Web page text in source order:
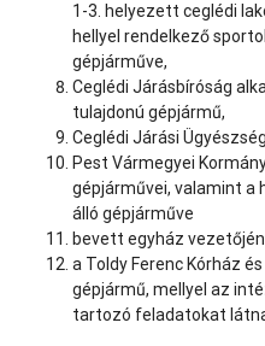
1-3. helyezett ceglédi
hellyel rendelkező
gépjárműve,
Ceglédi Járásbíróság
tulajdonú gépjármű,
Ceglédi Járási
Pest Vármegyei
gépjárművei, valamint a
álló gépjárműve
bevett egyház
a Toldy Ferenc Kórház
gépjármű, mellyel az
tartozó feladatokat